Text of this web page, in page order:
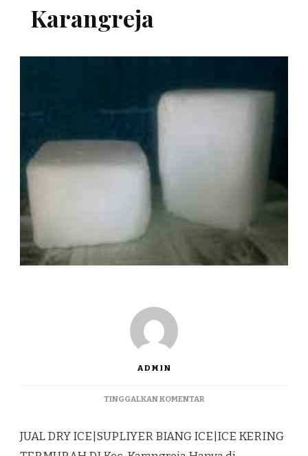
Karangreja
ADMIN
TINGGALKAN KOMENTARPADA
ICE|SUPLIYER
JUAL DRY ICE|SUPLIYER BIANG ICE|ICE KERING